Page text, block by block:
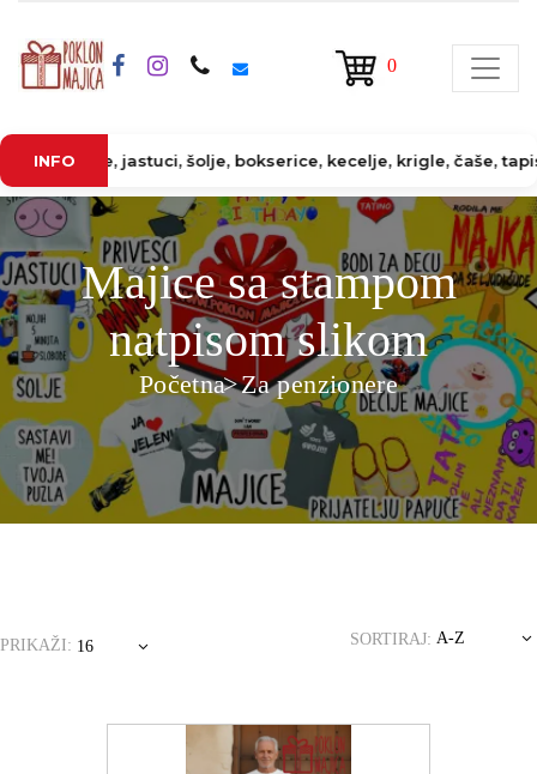
0
INFO
jastuci, šolje, bokserice, kecelje, krigle, čaše, tapiserije,
Majice sa stampom
natpisom slikom
Početna Za penzionere
PRIKAŽI: 16 SORTIRAJ: A-Z